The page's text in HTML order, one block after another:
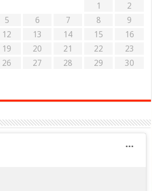
1
2
5 6 7 8
9
12 13 14 15
16
19 20 21 22
23
26 27 28 29
30